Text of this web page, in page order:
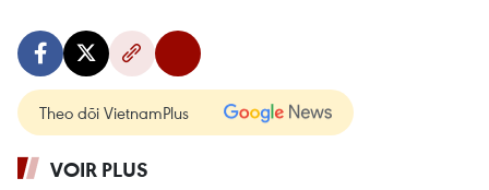
Theo dõi VietnamPlus
VOIR PLUS